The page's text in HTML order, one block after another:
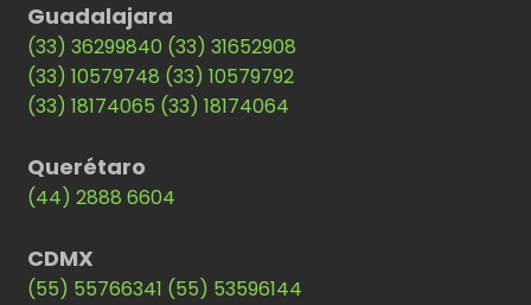
Guadalajara
(33) 36299840 (33) 31652908
(33) 10579748 (33) 10579792
(33) 18174065 (33) 18174064
Querétaro
(44) 2888 6604
CDMX
(55) 55766341 (55) 53596144